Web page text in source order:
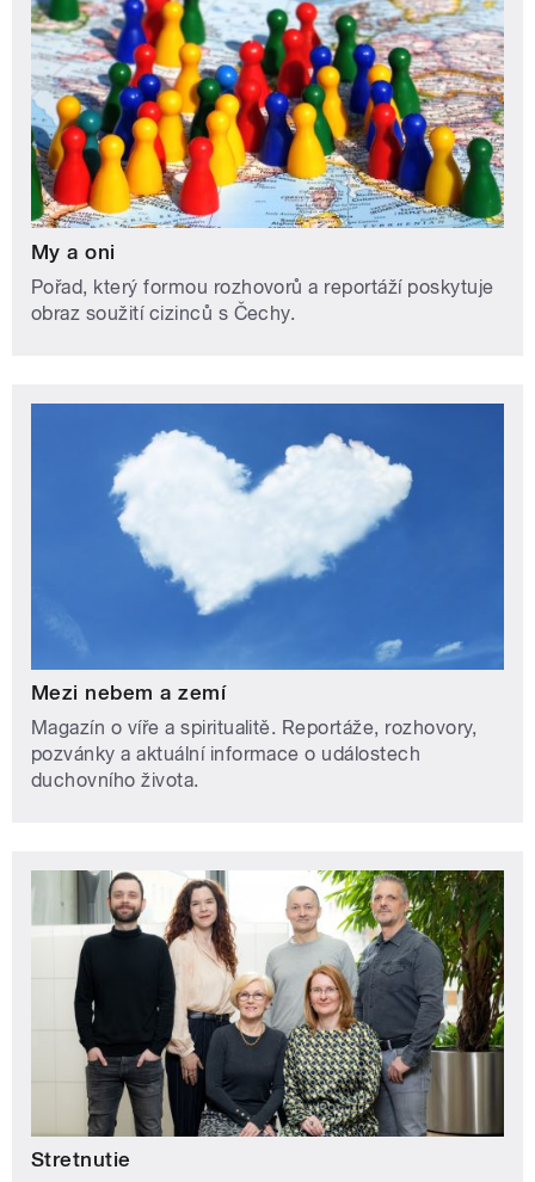
My a oni
Pořad, který formou rozhovorů a reportáží poskytuje
obraz soužití cizinců s Čechy.
Mezi nebem a zemí
Magazín o víře a spiritualitě. Reportáže, rozhovory,
pozvánky a aktuální informace o událostech
duchovního života.
Stretnutie